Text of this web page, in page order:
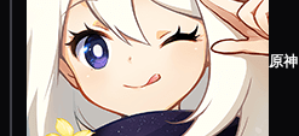
原神